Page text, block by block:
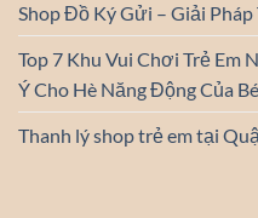
Shop Đồ Ký Gửi – Giải
Top 7 Khu Vui Chơi Trẻ Em
Ý Cho Hè Năng Động Của Bé
Thanh lý shop trẻ em tại